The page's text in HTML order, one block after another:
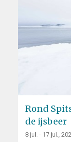
Rond
de ijsbeer
8 jul. - 17 jul.,